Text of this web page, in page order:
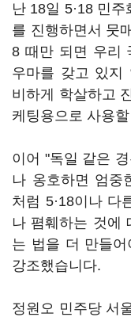
난 18일 5·18 민
를 진행하면서 뭇
8 때만 되면 우리
우마를 갖고 있지
비하게 학살하고
케팅용으로 사용
이어 "독일 같은
나 옹호하면 엄중
처럼 5·18이나 다
나 폄훼하는 것에
는 법을 더 만들어
강조했습니다.
정원오 민주당 서